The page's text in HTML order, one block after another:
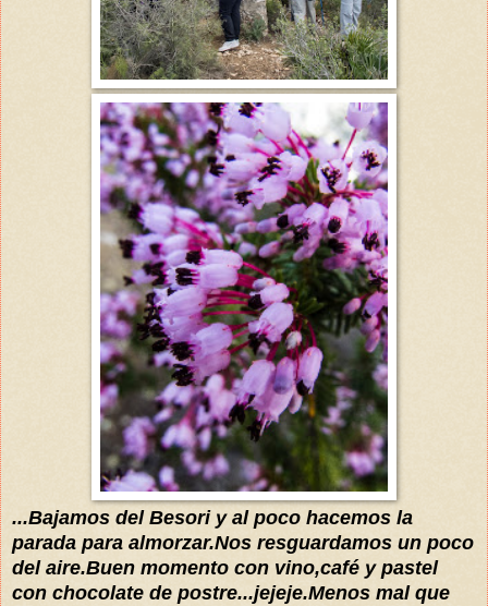
...Bajamos del Besori y al poco hacemos la
parada para almorzar.Nos resguardamos un poco
del aire.Buen momento con vino,café y pastel
con chocolate de postre...jejeje.Menos mal que